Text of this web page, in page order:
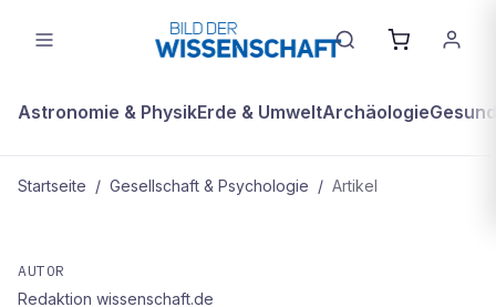
Astronomie & PhysikErde & UmweltArchäologie
Startseite / Gesellschaft & Psychologie / Artikel
Es ist fast wie im Märchenland
AUTOR
Redaktion wissenschaft.de